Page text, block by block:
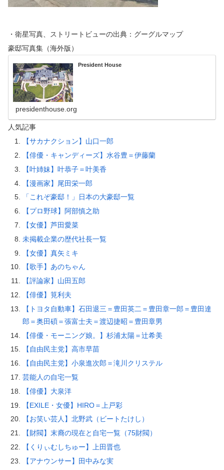
・衛星写真、ストリートビューの出典：グーグルマップ
豪邸写真集（海外版）
President House
presidenthouse.org
人気記事
【サカナクション】山口一郎
【俳優・キャンディーズ】水谷豊＝伊藤蘭
【叶姉妹】叶恭子＝叶美香
【漫画家】尾田栄一郎
「これぞ豪邸！」日本の大豪邸一覧
【プロ野球】阿部慎之助
【女優】芦田愛菜
未掲載企業の歴代社長一覧
【女優】真矢ミキ
【歌手】あのちゃん
【評論家】山田五郎
【俳優】筧利夫
【トヨタ自動車】石田退三＝豊田英二＝豊田章一郎＝豊田達
郎＝奥田碩＝張富士夫＝渡辺捷昭＝豊田章男
【俳優・モーニング娘。】杉浦太陽＝辻希美
【自由民主党】高市早苗
【自由民主党】小泉進次郎＝滝川クリステル
芸能人の自宅一覧
【俳優】大泉洋
【EXILE・女優】HIRO＝上戸彩
【お笑い芸人】北野武（ビートたけし）
【財閥】末裔の現在と自宅一覧（75財閥）
【くりぃむしちゅー】上田晋也
【アナウンサー】田中みな実